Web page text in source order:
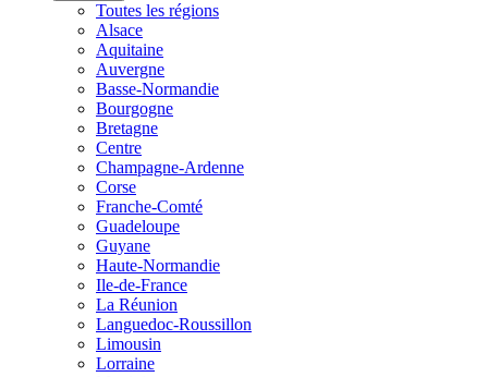
Toutes les régions
Alsace
Aquitaine
Auvergne
Basse-Normandie
Bourgogne
Bretagne
Centre
Champagne-Ardenne
Corse
Franche-Comté
Guadeloupe
Guyane
Haute-Normandie
Ile-de-France
La Réunion
Languedoc-Roussillon
Limousin
Lorraine